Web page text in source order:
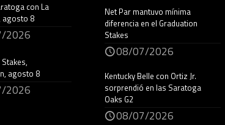
con La
agosto 8
2026
agosto 8
2026
Net Par mantuvo mínima
diferencia en el Graduation
Stakes
08/07/2026
Kentucky Belle con Ortiz Jr.
sorprendió en las Saratoga
Oaks G2
08/07/2026